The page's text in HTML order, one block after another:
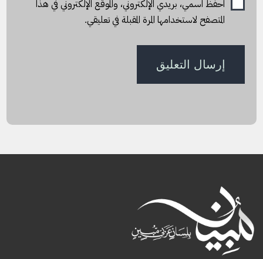
احفظ اسمي، بريدي الإلكتروني، والموقع الإلكتروني في هذا
المتصفح لاستخدامها المرة المقبلة في تعليقي.